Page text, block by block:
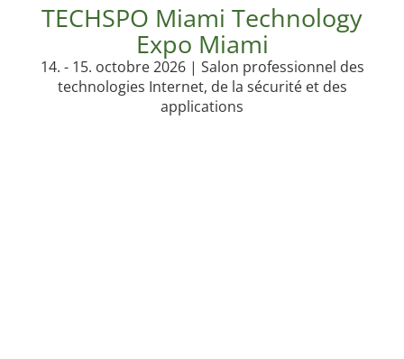
TECHSPO Miami Technology
Expo Miami
14. - 15. octobre 2026 | Salon professionnel des
technologies Internet, de la sécurité et des
applications